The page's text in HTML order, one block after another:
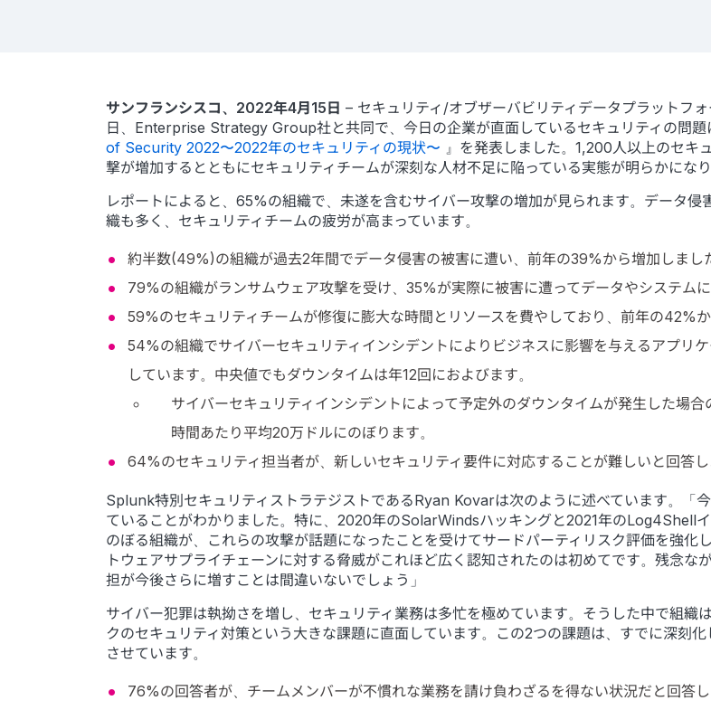
サンフランシスコ、2022年4月15日 – セキュリティ/オブザーバビリティデータプラット
日、Enterprise Strategy Group社と共同で、今日の企業が直面しているセキュリティの問
of Security 2022〜2022年のセキュリティの現状〜 』を発表しました。1,200人以上のセキ
撃が増加するとともにセキュリティチームが深刻な人材不足に陥っている実態が明らかになり
レポートによると、65%の組織で、未遂を含むサイバー攻撃の増加が見られます。データ
織も多く、セキュリティチームの疲労が高まっています。
約半数(49%)の組織が過去2年間でデータ侵害の被害に遭い、前年の39%から増加しまし
79%の組織がランサムウェア攻撃を受け、35%が実際に被害に遭ってデータやシステムに
59%のセキュリティチームが修復に膨大な時間とリソースを費やしており、前年の42%か
54%の組織でサイバーセキュリティインシデントによりビジネスに影響を与えるアプリ
しています。中央値でもダウンタイムは年12回におよびます。
サイバーセキュリティインシデントによって予定外のダウンタイムが発生した場
時間あたり平均20万ドルにのぼります。
64%のセキュリティ担当者が、新しいセキュリティ要件に対応することが難しいと回答
Splunk特別セキュリティストラテジストであるRyan Kovarは次のように述べています。「
ていることがわかりました。特に、2020年のSolarWindsハッキングと2021年のLog4Shell
のぼる組織が、これらの攻撃が話題になったことを受けてサードパーティリスク評価を強
トウェアサプライチェーンに対する脅威がこれほど広く認知されたのは初めてです。残念
担が今後さらに増すことは間違いないでしょう」
サイバー犯罪は執拗さを増し、セキュリティ業務は多忙を極めています。そうした中で組
クのセキュリティ対策という大きな課題に直面しています。この2つの課題は、すでに深刻
させています。
76%の回答者が、チームメンバーが不慣れな業務を請け負わざるを得ない状況だと回答